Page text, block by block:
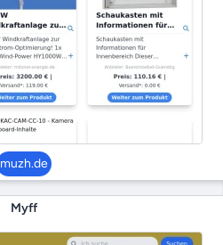
muzh.de
Myff